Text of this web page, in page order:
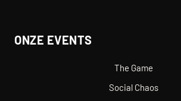
ONZE EVENTS
The Game
Social Chaos